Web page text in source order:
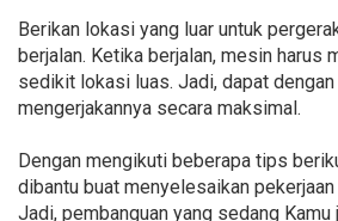
Berikan lokasi yang luar untuk
berjalan. Ketika berjalan, mesin harus
sedikit lokasi luas. Jadi, dapat
mengerjakannya secara maksimal.
Dengan mengikuti beberapa tips
dibantu buat menyelesaikan
Jadi, pembanguan yang sedang Kamu